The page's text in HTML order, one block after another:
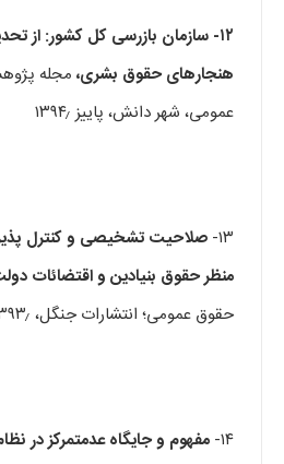
۱۲- سازمان بازرسی کل کشور: از
هنجارهای حقوق بشری، مجله
عمومی، شهر دانش، پاییز ۱۳۹۴٫
۱۳- صلاحیت تشخیصی و کنترل
منظر حقوق بنیادین و اقتضائات
حقوق عمومی؛ انتشارات جنگل، ۱۳۹۳٫
۱۴- مفهوم و جایگاه عدم­تمرکز در